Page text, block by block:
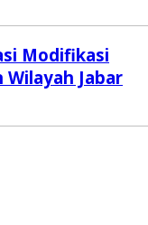
Modifikasi
Wilayah Jabar